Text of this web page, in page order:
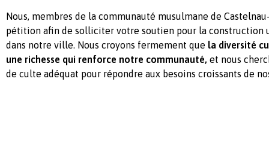
Nous, membres de la communauté musulmane de
pétition afin de solliciter votre soutien pour la construction
dans notre ville. Nous croyons fermement que la diversité
une richesse qui renforce notre communauté, et nous
de culte adéquat pour répondre aux besoins croissants de